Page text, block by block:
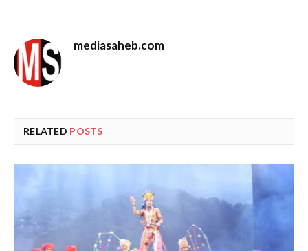
mediasaheb.com
RELATED POSTS